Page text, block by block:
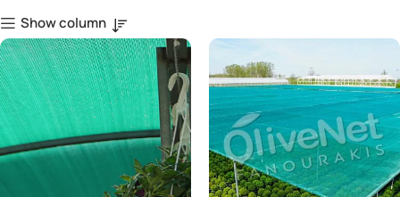
Show column